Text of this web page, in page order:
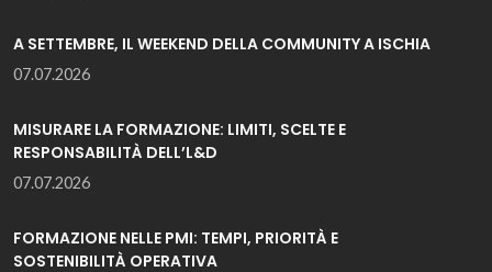
A SETTEMBRE, IL WEEKEND DELLA COMMUNITY A ISCHIA
07.07.2026
MISURARE LA FORMAZIONE: LIMITI, SCELTE E
RESPONSABILITÀ DELL’L&D
07.07.2026
FORMAZIONE NELLE PMI: TEMPI, PRIORITÀ E
SOSTENIBILITÀ OPERATIVA